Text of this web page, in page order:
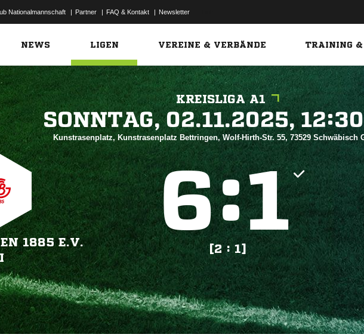
Nationalmannschaft | Partner | FAQ & Kontakt | Newsletter
NEWS LIGEN VEREINE & VERBÄNDE TRAINING &
KREISLIGA A1
 
Kunstrasenplatz, Kunstrasenplatz Bettringen, Wolf-Hirth-Str. 55, 73529 Schwäbisch
1885 E.V.
:
[2 : 1]